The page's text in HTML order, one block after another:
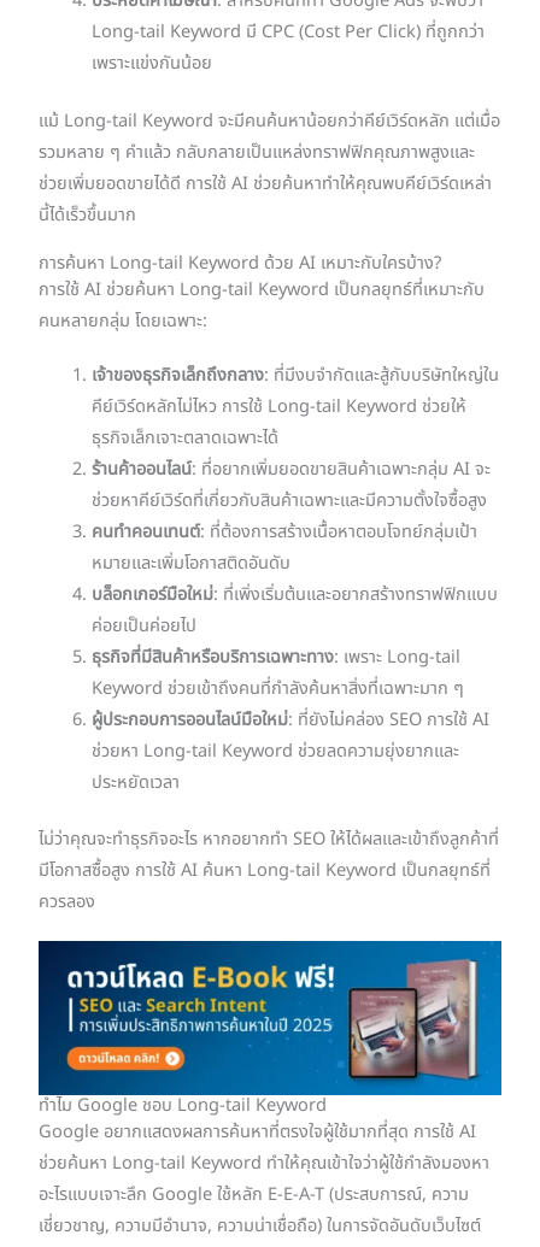
Long-tail Keyword มี CPC (Cost Per Click) ที่ถูกกว่า
เพราะแข่งกันน้อย
แม้ Long-tail Keyword จะมีคนค้นหาน้อยกว่าคีย์เวิร์ดหลัก แต่เมื่อ
รวมหลาย ๆ คำแล้ว กลับกลายเป็นแหล่งทราฟฟิกคุณภาพสูงและ
ช่วยเพิ่มยอดขายได้ดี การใช้ AI ช่วยค้นหาทำให้คุณพบคีย์เวิร์ดเหล่า
นี้ได้เร็วขึ้นมาก
การค้นหา Long-tail Keyword ด้วย AI เหมาะกับใครบ้าง?
การใช้ AI ช่วยค้นหา Long-tail Keyword เป็นกลยุทธ์ที่เหมาะกับ
คนหลายกลุ่ม โดยเฉพาะ:
เจ้าของธุรกิจเล็กถึงกลาง: ที่มีงบจำกัดและสู้กับบริษัทใหญ่ใน
คีย์เวิร์ดหลักไม่ไหว การใช้ Long-tail Keyword ช่วยให้
ธุรกิจเล็กเจาะตลาดเฉพาะได้
ร้านค้าออนไลน์: ที่อยากเพิ่มยอดขายสินค้าเฉพาะกลุ่ม AI จะ
ช่วยหาคีย์เวิร์ดที่เกี่ยวกับสินค้าเฉพาะและมีความตั้งใจซื้อสูง
คนทำคอนเทนต์: ที่ต้องการสร้างเนื้อหาตอบโจทย์กลุ่มเป้า
หมายและเพิ่มโอกาสติดอันดับ
บล็อกเกอร์มือใหม่: ที่เพิ่งเริ่มต้นและอยากสร้างทราฟฟิกแบบ
ค่อยเป็นค่อยไป
ธุรกิจที่มีสินค้าหรือบริการเฉพาะทาง: เพราะ Long-tail
Keyword ช่วยเข้าถึงคนที่กำลังค้นหาสิ่งที่เฉพาะมาก ๆ
ผู้ประกอบการออนไลน์มือใหม่: ที่ยังไม่คล่อง SEO การใช้ AI
ช่วยหา Long-tail Keyword ช่วยลดความยุ่งยากและ
ประหยัดเวลา
ไม่ว่าคุณจะทำธุรกิจอะไร หากอยากทำ SEO ให้ได้ผลและเข้าถึงลูกค้าที่
มีโอกาสซื้อสูง การใช้ AI ค้นหา Long-tail Keyword เป็นกลยุทธ์ที่
ควรลอง
ทำไม Google ชอบ Long-tail Keyword
Google อยากแสดงผลการค้นหาที่ตรงใจผู้ใช้มากที่สุด การใช้ AI
ช่วยค้นหา Long-tail Keyword ทำให้คุณเข้าใจว่าผู้ใช้กำลังมองหา
อะไรแบบเจาะลึก Google ใช้หลัก E-E-A-T (ประสบการณ์, ความ
เชี่ยวชาญ, ความมีอำนาจ, ความน่าเชื่อถือ) ในการจัดอันดับเว็บไซต์